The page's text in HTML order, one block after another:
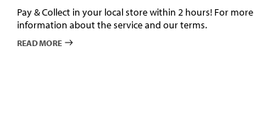
Pay & Collect in your local store within 2 hours! For more
information about the service and our terms.
READ MORE